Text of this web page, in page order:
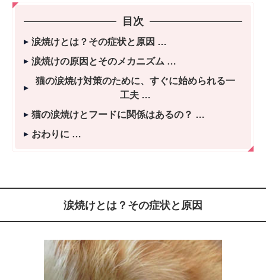
目次
涙焼けとは？その症状と原因
涙焼けの原因とそのメカニズム
猫の涙焼け対策のために、すぐに始められる一
工夫
猫の涙焼けとフードに関係はあるの？
おわりに
涙焼けとは？その症状と原因